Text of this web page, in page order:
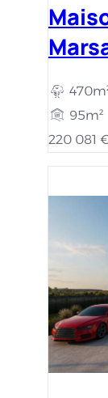
95m²
220 081